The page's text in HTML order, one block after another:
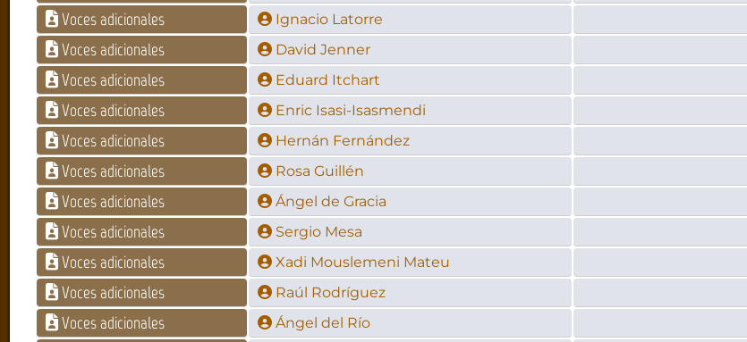
Voces adicionales Ignacio Latorre
Voces adicionales David Jenner
Voces adicionales Eduard Itchart
Voces adicionales Enric Isasi-Isasmendi
Voces adicionales Hernán Fernández
Voces adicionales Rosa Guillén
Voces adicionales Ángel de Gracia
Voces adicionales Sergio Mesa
Voces adicionales Xadi Mouslemeni Mateu
Voces adicionales Raúl Rodríguez
Voces adicionales Ángel del Río